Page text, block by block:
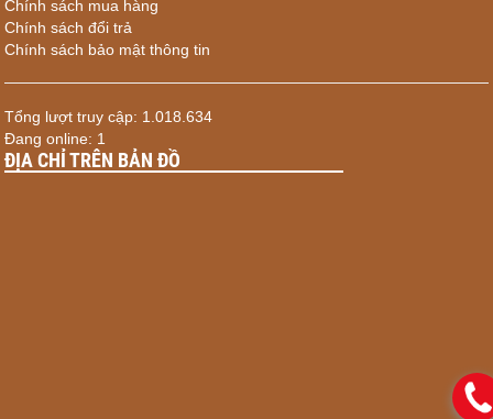
Chính sách mua hàng
Chính sách đổi trả
Chính sách bảo mật thông tin
Tổng lượt truy cập: 1.018.634
Đang online: 1
ĐỊA CHỈ TRÊN BẢN ĐỒ